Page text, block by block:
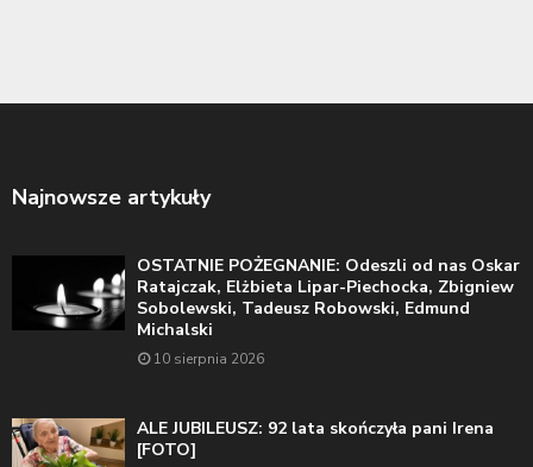
Najnowsze artykuły
OSTATNIE POŻEGNANIE: Odeszli od nas Oskar
Ratajczak, Elżbieta Lipar-Piechocka, Zbigniew
Sobolewski, Tadeusz Robowski, Edmund
Michalski
10 sierpnia 2026
ALE JUBILEUSZ: 92 lata skończyła pani Irena
[FOTO]